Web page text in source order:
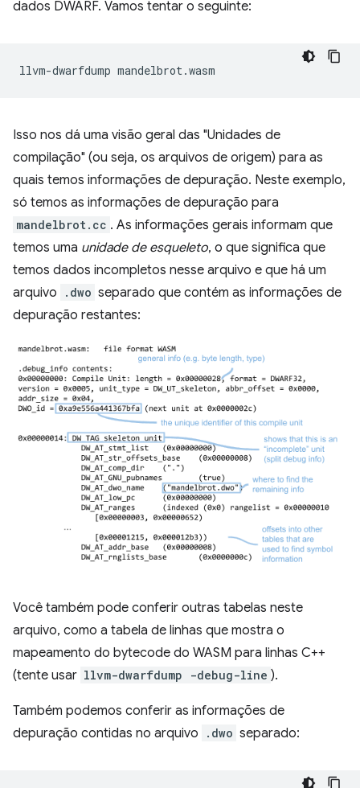
dados DWARF. Vamos tentar o seguinte:
llvm-dwarfdump
Isso nos dá uma visão geral das "Unidades de
compilação" (ou seja, os arquivos de origem) para as
quais temos informações de depuração. Neste exemplo,
só temos as informações de depuração para
mandelbrot.cc . As informações gerais informam que
temos uma unidade de esqueleto, o que significa que
temos dados incompletos nesse arquivo e que há um
arquivo
.dwo separado que contém as informações de
depuração restantes:
Você também pode conferir outras tabelas neste
arquivo, como a tabela de linhas que mostra o
mapeamento do bytecode do WASM para linhas C++
(tente usar llvm-dwarfdump -debug-line ).
Também podemos conferir as informações de
depuração contidas no arquivo
.dwo separado: